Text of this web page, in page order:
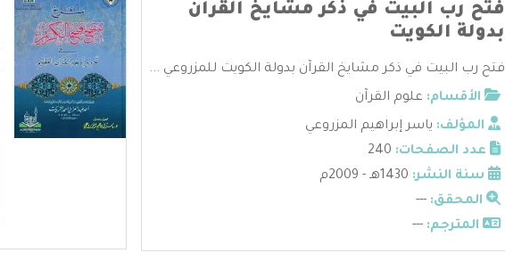
فتح رب البيت في ذكر مشايخ القرآن
بدولة الكويت
فتح رب البيت في ذكر مشايخ القرآن بدولة الكويت للمزروعي ...
الأقسام: علوم القرآن
المؤلف: ياسر إبراهيم المزروعي
عدد الصفحات:
سنة النشر:
المحقق: ---
المترجم: ---